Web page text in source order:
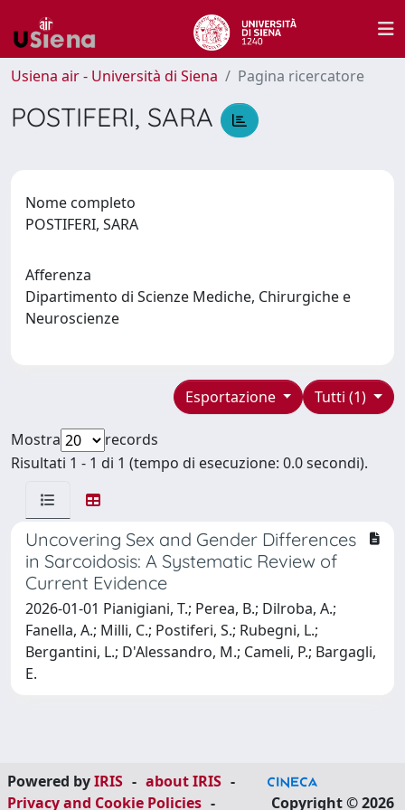
Usiena air - Università di Siena Pagina ricercatore
POSTIFERI, SARA
Nome completo
POSTIFERI, SARA
Afferenza
Dipartimento di Scienze Mediche, Chirurgiche e
Neuroscienze
Tutti (1)
Esportazione
Mostra
records
Risultati 1 - 1 di 1 (tempo di esecuzione: 0.0 secondi).
Uncovering Sex and Gender Differences
in Sarcoidosis: A Systematic Review of
Current Evidence
2026-01-01 Pianigiani, T.; Perea, B.; Dilroba, A.;
Fanella, A.; Milli, C.; Postiferi, S.; Rubegni, L.;
Bergantini, L.; D'Alessandro, M.; Cameli, P.; Bargagli,
E.
Powered byIRIS - about IRIS -
Privacy and Cookie Policies - Copyright © 2026